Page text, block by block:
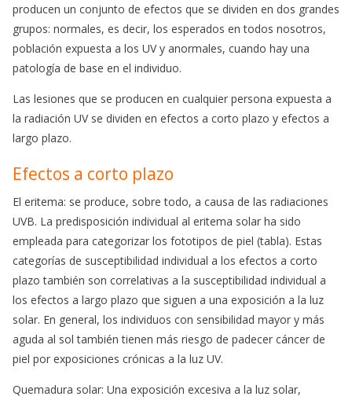
producen un conjunto de efectos que se dividen en dos grandes
grupos: normales, es decir, los esperados en todos nosotros,
población expuesta a los UV y anormales, cuando hay una
patología de base en el individuo.
Las lesiones que se producen en cualquier persona expuesta a
la radiación UV se dividen en efectos a corto plazo y efectos a
largo plazo.
Efectos a corto plazo
El eritema: se produce, sobre todo, a causa de las radiaciones
UVB. La predisposición individual al eritema solar ha sido
empleada para categorizar los fototipos de piel (tabla). Estas
categorías de susceptibilidad individual a los efectos a corto
plazo también son correlativas a la susceptibilidad individual a
los efectos a largo plazo que siguen a una exposición a la luz
solar. En general, los individuos con sensibilidad mayor y más
aguda al sol también tienen más riesgo de padecer cáncer de
piel por exposiciones crónicas a la luz UV.
Quemadura solar: Una exposición excesiva a la luz solar,